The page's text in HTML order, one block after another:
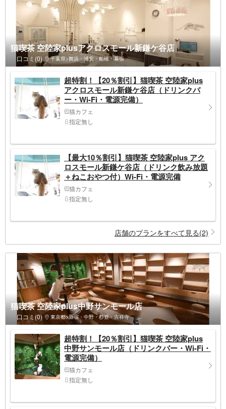
猫喫茶 空陸家plusアクロスモール新鎌ケ谷店
口コミ(0) 千葉県>舞浜・浦安・船橋・幕張
超特割！【20％割引】猫喫茶 空陸家plus
アクロスモール新鎌ケ谷店（ドリンクバ
ー・Wi-Fi・電源完備）
猫カフェ
指定無し
【最大10％割引】猫喫茶 空陸家plus アク
ロスモール新鎌ケ谷店（ドリンク飲み放題
＋ねこおやつ付）Wi-Fi・電源完備
猫カフェ
指定無し
店舗のプランをすべて見る(2)
猫喫茶 空陸家plus中野サンモール店
口コミ(0) 東京都>新宿・中野・杉並・吉祥寺
超特割！【20％割引】猫喫茶 空陸家plus
中野サンモール店（ドリンクバー・Wi-Fi・
電源完備）
猫カフェ
指定無し